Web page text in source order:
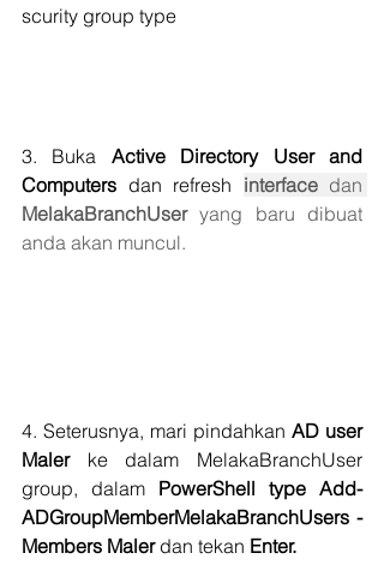
scurity group type
3. Buka Active Directory User and
Computers dan refresh interface
MelakaBranchUser yang baru dibuat
anda akan muncul.
4. Seterusnya, mari pindahkan AD user
Maler ke dalam MelakaBranchUser
group, dalam PowerShell type Add-
ADGroupMemberMelakaBranchUsers -
Members Maler dan tekan Enter.